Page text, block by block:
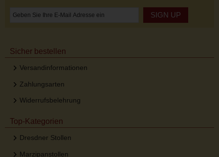
SIGN UP
Sicher bestellen
Versandinformationen
Zahlungsarten
Widerrufsbelehrung
Top-Kategorien
Dresdner Stollen
Marzipanstollen